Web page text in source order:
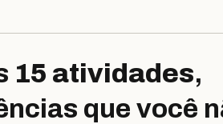
15 atividades,
que você